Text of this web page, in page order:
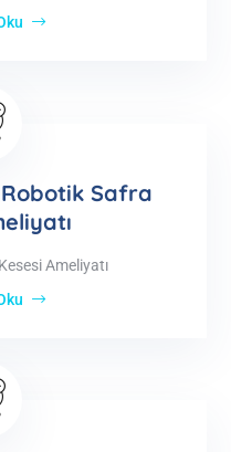
Safra
Ameliyatı